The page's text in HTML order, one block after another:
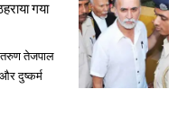
गया
तरुण तेजपाल
दुष्कर्म